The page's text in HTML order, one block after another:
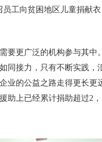
工向贫困地区儿童捐献衣
要更广泛的机构参与其中
同接力，只有不断实践，
业的公益之路走得更长更
助上已经累计捐助超过2，